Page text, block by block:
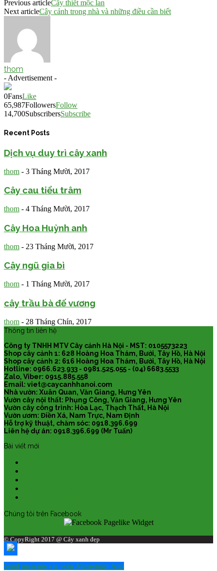
Previous articleCây thiết mộc lan
Next articleCây cảnh trong nhà và những điều cần biết
thom
- Advertisement -
0FansLike
65,987FollowersFollow
14,700SubscribersSubscribe
Recent Posts
Dịch vụ duy trì cây xanh
thom - 3 Tháng Mười, 2017
Cây cau tiểu trâm
thom - 4 Tháng Mười, 2017
Cây Hoa Huỳnh anh
thom - 23 Tháng Mười, 2017
Cây ngũ gia bì
thom - 1 Tháng Mười, 2017
cây trầu bà đế vương
thom - 28 Tháng Chín, 2017
Thông tin liên hệ
Công ty TNHH MTV Cây cảnh Hà Nội - MST: 0105573223
Shop cây cảnh 1: 628 Hoàng Hoa Thám, Bưởi, Tây Hồ, Hà Nội
Shop cây cảnh 2: 616 Hoàng Hoa Thám, Bưởi, Tây Hồ, Hà Nội
Hotline: 0966.623.933 - 0981.525.055 - (04) 6683.5533
Zalo, Viber: 0915.885.558
Email: viet@caycanhhanoi.com
Nhà vườn: Xuân Quan, Văn Giang, Hưng Yên
Vườn cây nội thất: Phụng Công, Văn Giang, Hưng Yên
Vườn cây công trình: Hòa Lạc, Thạch Thất, Hà Nội
Vườn ươm: Điền Xá, Nam Trực, Nam Định
Hỗ trợ kỹ thuật, chăm sóc: 0918.396.699
Liên hệ dự án: 0918.396.699 (Mr Tuấn)
Bài viết mới
Chúng tôi trên Facebook
© CopyRight 2017 @ Cây xanh đẹp
Send message via your Messenger App